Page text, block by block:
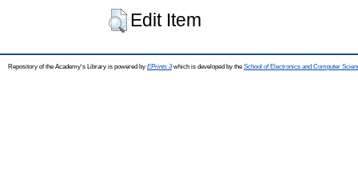
Edit Item
Repository of the Academy's Library is powered by EPrints 3which is developed by the School of Electronics and Computer